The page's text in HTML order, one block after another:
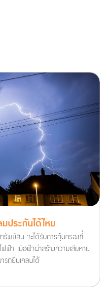
ประกันได้ไหม
รัพย์สิน จะได้รับการคุ้มครองที่
ฟ้า เมื่อฟ้าผ่าสร้างความเสียหาย
รถยื่นเคลมได้